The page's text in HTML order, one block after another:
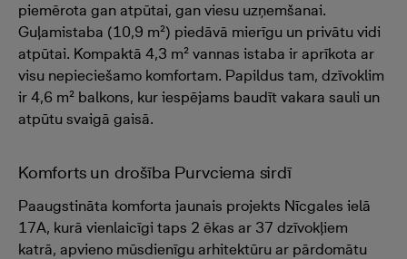
piemērota gan atpūtai, gan viesu uzņemšanai.
Guļamistaba (10,9 m²) piedāvā mierīgu un privātu vidi
atpūtai. Kompaktā 4,3 m² vannas istaba ir aprīkota ar
visu nepieciešamo komfortam. Papildus tam, dzīvoklim
ir 4,6 m² balkons, kur iespējams baudīt vakara sauli un
atpūtu svaigā gaisā.
Komforts un drošība Purvciema sirdī
Paaugstināta komforta jaunais projekts Nīcgales ielā
17A, kurā vienlaicīgi taps 2 ēkas ar 37 dzīvokļiem
katrā, apvieno mūsdienīgu arhitektūru ar pārdomātu